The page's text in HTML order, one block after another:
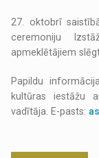
27. oktobrī
ceremoniju
apmeklētājiem
Papildu
kultūras iestāžu
vadītāja. E-pasts: